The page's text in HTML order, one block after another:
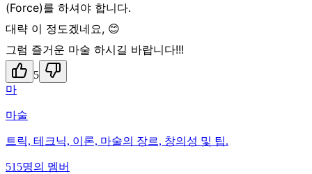
(Force)를 하셔야 합니다.
대략 이 정도겠네요, 😊
그럼 즐거운 마술 하시길 바랍니다!!!
5
마
마술
트릭, 테크닉, 이론, 마술의 장르, 창의성 및 팁.
515명의 멤버